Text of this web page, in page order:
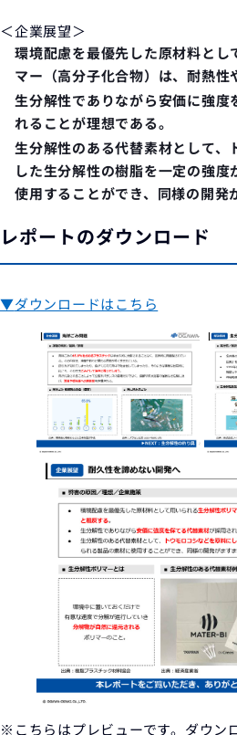
＜企業展望＞
環境配慮を最優先した原材料とし
マー（高分子化合物）は、耐熱性
生分解性でありながら安価に強度
れることが理想である。
生分解性のある代替素材として、
した生分解性の樹脂を一定の強度
使用することができ、同様の開発
レポートのダウンロード
▼ダウンロードはこちら
※こちらはプレビューです。ダウン